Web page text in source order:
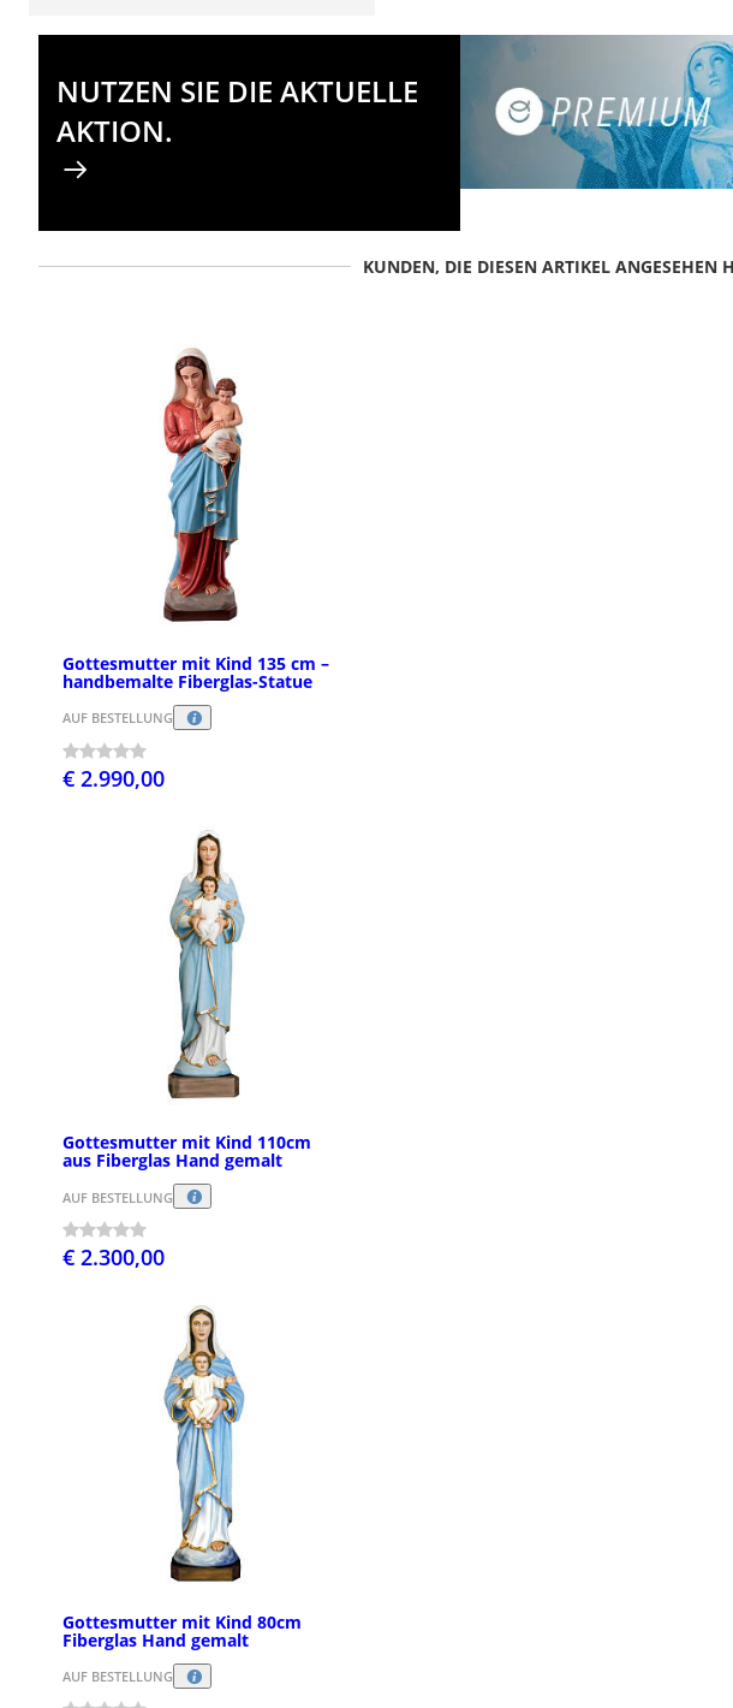
NUTZEN SIE DIE AKTUELLE
AKTION.
KUNDEN, DIE DIESEN ARTIKEL ANGESEHEN
Gottesmutter mit Kind 135 cm –
handbemalte Fiberglas-Statue
AUF BESTELLUNG
€ 2.990,00
Gottesmutter mit Kind 110cm
aus Fiberglas Hand gemalt
AUF BESTELLUNG
€ 2.300,00
Gottesmutter mit Kind 80cm
Fiberglas Hand gemalt
AUF BESTELLUNG